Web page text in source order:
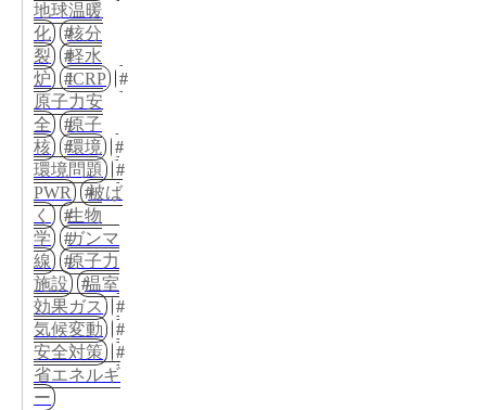
地球温暖
化
核分
裂
軽水
炉
ICRP
原子力安
全
原子
核
環境
環境問題
PWR
被ば
く
生物
学
ガンマ
線
原子力
施設
温室
効果ガス
気候変動
安全対策
省エネルギ
ー